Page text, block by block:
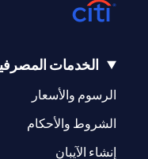
الخدمات
الرسوم والأسعار
الشروط والأحكام
إنشاء الآيبان